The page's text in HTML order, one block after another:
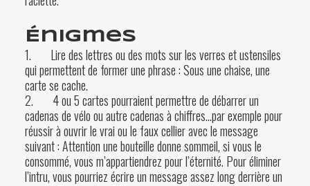
Énigmes
1. Lire des lettres ou des mots sur les verres et ustensiles
qui permettent de former une phrase : Sous une chaise, une
carte se cache.
2. 4 ou 5 cartes pourraient permettre de débarrer un
cadenas de vélo ou autre cadenas à chiffres…par exemple pour
réussir à ouvrir le vrai ou le faux cellier avec le message
suivant : Attention une bouteille donne sommeil, si vous le
consommé, vous m’appartiendrez pour l’éternité. Pour éliminer
l’intru, vous pourriez écrire un message assez long derrière un